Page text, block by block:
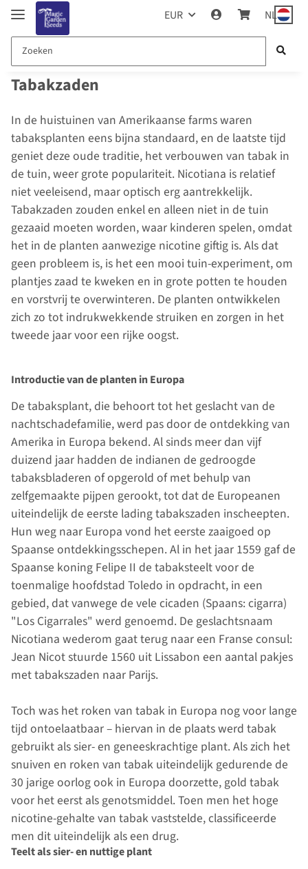
EUR NL
Tabakzaden
In de huistuinen van Amerikaanse farms waren
tabaksplanten eens bijna standaard, en de laatste tijd
geniet deze oude traditie, het verbouwen van tabak in
de tuin, weer grote populariteit. Nicotiana is relatief
niet veeleisend, maar optisch erg aantrekkelijk.
Tabakzaden zouden enkel en alleen niet in de tuin
gezaaid moeten worden, waar kinderen spelen, omdat
het in de planten aanwezige nicotine giftig is. Als dat
geen probleem is, is het een mooi tuin-experiment, om
plantjes zaad te kweken en in grote potten te houden
en vorstvrij te overwinteren. De planten ontwikkelen
zich zo tot indrukwekkende struiken en zorgen in het
tweede jaar voor een rijke oogst.
Introductie van de planten in Europa
De tabaksplant, die behoort tot het geslacht van de
nachtschadefamilie, werd pas door de ontdekking van
Amerika in Europa bekend. Al sinds meer dan vijf
duizend jaar hadden de indianen de gedroogde
tabaksbladeren of opgerold of met behulp van
zelfgemaakte pijpen gerookt, tot dat de Europeanen
uiteindelijk de eerste lading tabakszaden inscheepten.
Hun weg naar Europa vond het eerste zaaigoed op
Spaanse ontdekkingsschepen. Al in het jaar 1559 gaf de
Spaanse koning Felipe II de tabaksteelt voor de
toenmalige hoofdstad Toledo in opdracht, in een
gebied, dat vanwege de vele cicaden (Spaans: cigarra)
"Los Cigarrales" werd genoemd. De geslachtsnaam
Nicotiana wederom gaat terug naar een Franse consul:
Jean Nicot stuurde 1560 uit Lissabon een aantal pakjes
met tabakszaden naar Parijs.
Toch was het roken van tabak in Europa nog voor lange
tijd ontoelaatbaar – hiervan in de plaats werd tabak
gebruikt als sier- en geneeskrachtige plant. Als zich het
snuiven en roken van tabak uiteindelijk gedurende de
30 jarige oorlog ook in Europa doorzette, gold tabak
voor het eerst als genotsmiddel. Toen men het hoge
nicotine-gehalte van tabak vaststelde, classificeerde
men dit uiteindelijk als een drug.
Teelt als sier- en nuttige plant